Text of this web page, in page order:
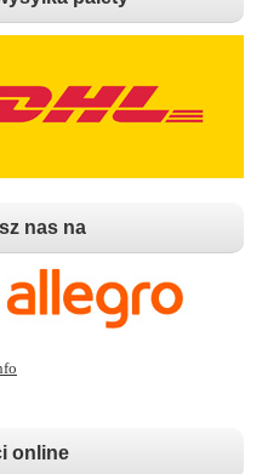
nas na
online